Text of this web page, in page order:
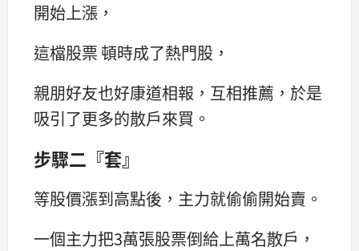
開始上漲，
這檔股票 頓時成了熱門股，
親朋好友也好康道相報，互相推薦，於是
吸引了更多的散戶來買。
步驟二『套』
等股價漲到高點後，主力就偷偷開始賣。
一個主力把3萬張股票倒給上萬名散戶，